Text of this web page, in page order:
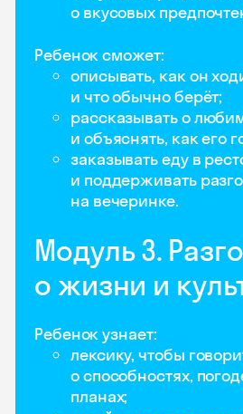
о вкусовых
Ребенок сможет:
описывать, как он
и что обычно берёт;
рассказывать о
и объяснять, как его
заказывать еду в
и поддерживать
на вечеринке.
Модуль 3.
о жизни и
Ребенок узнает:
лексику, чтобы
о способностях,
планах;